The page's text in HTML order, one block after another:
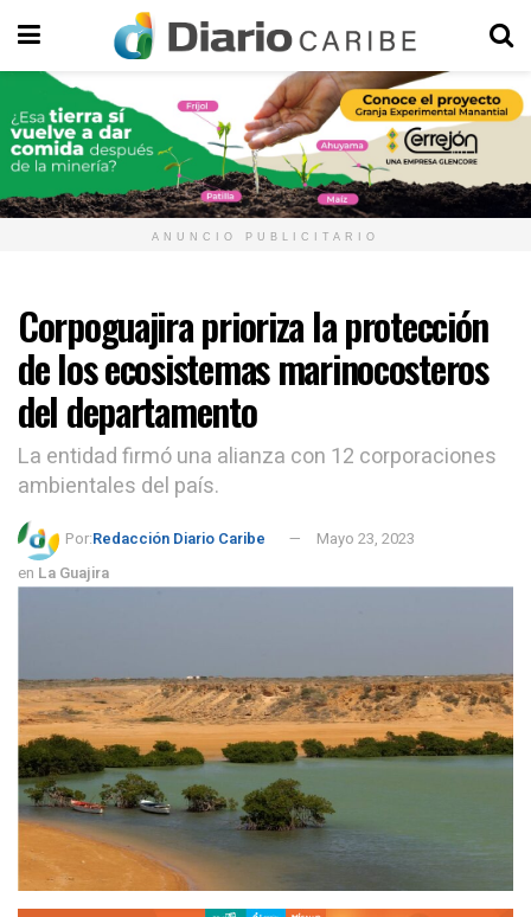
ANUNCIO PUBLICITARIO
Corpoguajira prioriza la protección
de los ecosistemas marinocosteros
del departamento
La entidad firmó una alianza con 12 corporaciones
ambientales del país.
Por:Redacción Diario Caribe
Mayo 23, 2023
en La Guajira